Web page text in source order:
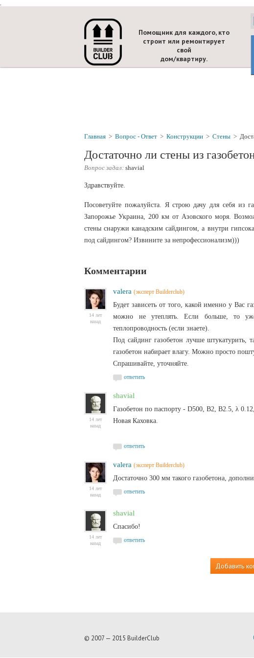
.
Помощник для каждого, кто
строит или ремонтирует
свой
дом/квартиру.
Главная > Вопрос - Ответ > Конструкции > Стены >
Достаточно ли стены из
Вопрос задал: shavial
Здравствуйте.
Посоветуйте пожалуйста. Я строю дачу для себя из
Запорожье Украина, 200 км от Азовского моря.
стены снаружи канадским сайдингом, а внутри
под сайдингом? Извините за непрофессионализм)))
Комментарии
14 лет
назад
valera (эксперт Builderclub)
Будет зависеть от того, какой именно у Вас
можно не утеплять. Если больше, то
теплопроводность (если знаете).
Под сайдинг газобетон лучше штукатурить,
газобетон набирает влагу. Можно просто
Спрашивайте, уточняйте.
ответить
14 лет
назад
shavial
Газобетон по паспорту - D500, В2, В2.5, λ
Новая Каховка.
ответить
14 лет
назад
valera (эксперт Builderclub)
Достаточно 300 мм такого газобетона,
ответить
14 лет
назад
shavial
Спасибо!
ответить
Добавить
© 2007 — 2015 BuilderClub